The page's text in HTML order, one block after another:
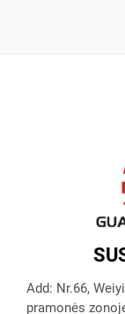
Add: Nr.66,
pramonės